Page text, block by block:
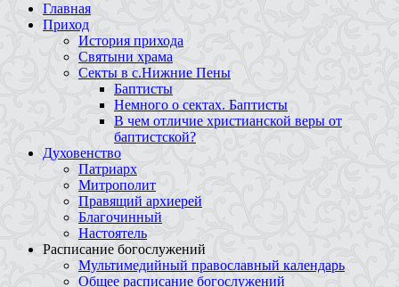
Главная
Приход
История прихода
Святыни храма
Секты в с.Нижние Пены
Баптисты
Немного о сектах. Баптисты
В чем отличие христианской веры от
баптистской?
Духовенство
Патриарх
Митрополит
Правящий архиерей
Благочинный
Настоятель
Расписание богослужений
Мультимедийный православный календарь
Общее расписание богослужений